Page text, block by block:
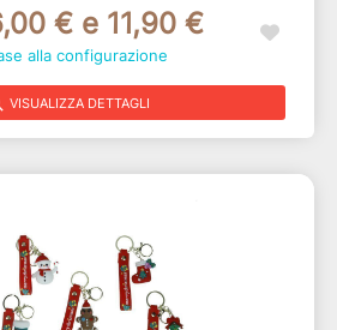
€ e 11,90 €
alla configurazione
VISUALIZZA DETTAGLI